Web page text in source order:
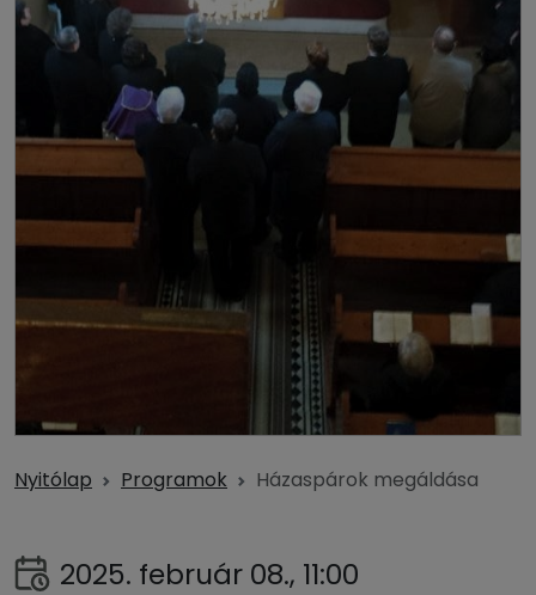
Nyitólap Programok Házaspárok megáldása
2025. február 08., 11:00